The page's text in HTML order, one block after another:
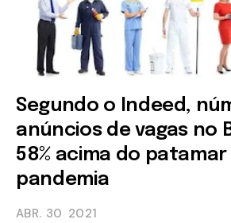
Segundo o Indeed,
anúncios de vagas no
58% acima do
pandemia
ABR. 30 2021